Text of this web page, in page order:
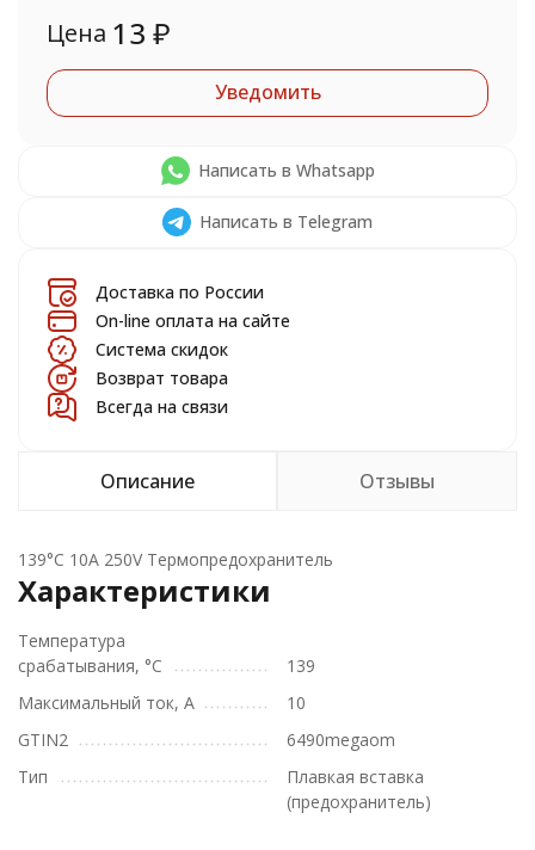
Цена 13 ₽
Уведомить
Написать в Whatsapp
Написать в Telegram
Доставка по России
On-line оплата на сайте
Система скидок
Возврат товара
Всегда на связи
Описание Отзывы
139°C 10A 250V Термопредохранитель
Характеристики
Температура
срабатывания, °C
139
Максимальный ток, А
10
GTIN2
6490megaom
Тип
Плавкая вставка
(предохранитель)